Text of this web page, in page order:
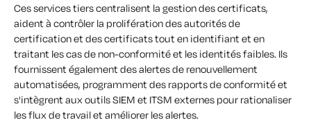
Ces services tiers centralisent la gestion des certificats,
aident à contrôler la prolifération des autorités de
certification et des certificats tout en identifiant et en
traitant les cas de non-conformité et les identités faibles. Ils
fournissent également des alertes de renouvellement
automatisées, programment des rapports de conformité et
s'intègrent aux outils SIEM et ITSM externes pour rationaliser
les flux de travail et améliorer les alertes.